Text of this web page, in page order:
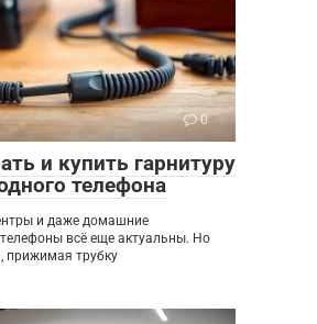
0
и купить гарнитуру
телефона
и даже домашние
всё еще актуальны. Но
прижимая трубку